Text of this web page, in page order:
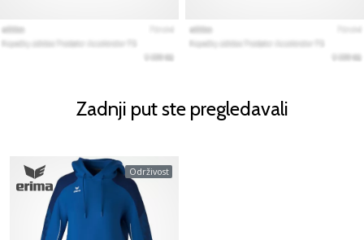
Zadnji put ste pregledavali
Održivost